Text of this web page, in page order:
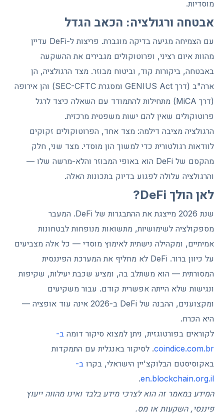
מוסדיות.
אבטחה ורגולציה: הכאב הגדל
עם הצמיחה מגיעה בדיקה מוגברת. פריצות ל-DeFi עדיין
מהוות איום רציני, ופרוטוקולים מגבירים את ההשקעה
באבטחה, ביקורות קוד, וביטוח מבוזר. מצד הרגולציה, הן
ארה"ב (דרך GENIUS Act ומסגרת SEC-CFTC) והן אירופה
(דרך MiCA) מתחילות להתמודד עם השאלה כיצד לרגל
פרוטוקולים שאין להם ישות משפטית מרכזית.
הרגולציה מציבה דילמה: מצד אחד, הפרוטוקולים זקוקים
לוודאות רגולטורית כדי למשוך הון מוסדי. מצד שני, חלק
מהקסם של DeFi הוא באופי המבוזר והלא-מרשה שלו —
והרגולציה עלולה לפגוע בדיוק בתכונות האלה.
לאן הולך DeFi?
שנת 2026 מייצגת את ההתבגרות של DeFi. המעבר
מספקולציה לשימושיות, מתשואות מנופחות לבטחונות
אמיתיים, ומקהילה נישתית לאימוץ מוסדי — כל אלה מצביעים
על כיוון ברור. DeFi לא מחליף את המערכת הפיננסית
המסורתית — הוא משתלב בה, ומציע שכבת יעילות, שקיפות
ונגישות שלא הייתה אפשרית קודם. עבור משקיעים
ומקצוענים, ההבנה של DeFi ב-2026 אינה עוד אופציה —
היא הכרח.
לקוראים בפורטוגזית, ניתן למצוא סיקור דומה ב-
coindice.com.br. לסיקור באנגלית עם התמקדות
באקוסיסטם הבלוקצ'יין הישראלי, בקרו ב-
en.blockchain.org.il
.
המידע במאמר זה הוא לצרכי מידע בלבד ואינו מהווה ייעוץ
פיננסי, השקעות או מס.